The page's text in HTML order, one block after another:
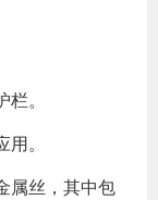
。
。
属丝，其中包